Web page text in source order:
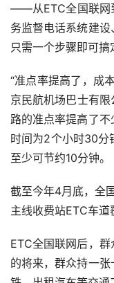
——从ETC全国联网
务监督电话系统建
只需一个步骤即可搞
“准点率提高了，成
京民航机场巴士有
路的准点率提高了
时间为2个小时30分
至少可节约10分钟。
截至今年4月底，全
主线收费站ETC车道
ETC全国联网后，群
的将来，群众持一